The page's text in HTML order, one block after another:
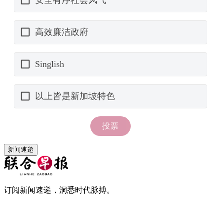
新闻速递
订阅新闻速递，洞悉时代脉搏。